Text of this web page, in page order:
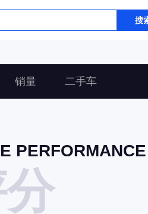
搜
销量 二手车
PERFORMANCE